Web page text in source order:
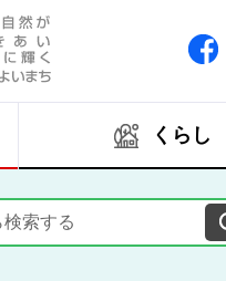
くらし